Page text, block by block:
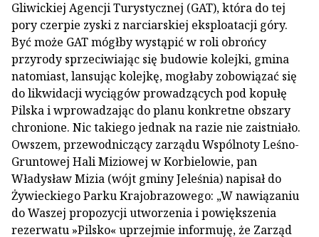
Gliwickiej Agencji Turystycznej (GAT), która do tej
pory czerpie zyski z narciarskiej eksploatacji góry.
Być może GAT mógłby wystąpić w roli obrońcy
przyrody sprzeciwiając się budowie kolejki, gmina
natomiast, lansując kolejkę, mogłaby zobowiązać się
do likwidacji wyciągów prowadzących pod kopułę
Pilska i wprowadzając do planu konkretne obszary
chronione. Nic takiego jednak na razie nie zaistniało.
Owszem, przewodniczący zarządu Wspólnoty Leśno-
Gruntowej Hali Miziowej w Korbielowie, pan
Władysław Mizia (wójt gminy Jeleśnia) napisał do
Żywieckiego Parku Krajobrazowego: „W nawiązaniu
do Waszej propozycji utworzenia i powiększenia
rezerwatu »Pilsko« uprzejmie informuję, że Zarząd